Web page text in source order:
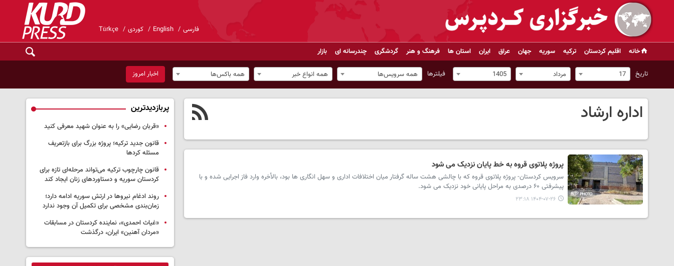
فارسی English کوردی Türkçe
خانه اقلیم کردستان ترکیه سوریه جهان عراق ایران استان ها فرهنگ و هنر گردشگری چندرسانه ای بازار
تاریخ 17 مرداد 1405 فیلترها همه سرویس‌ها همه انواع خبر همه باکس‌ها اخبار امروز
اداره ارشاد
پروژه پلاتوی قروه به خط پایان نزدیک می شود
سرویس کردستان- پروژه پلاتوی قروه که با چالشی هشت ساله گرفتار میان اختلافات اداری و سهل انگاری ها بود، بالأخره وارد فاز اجرایی شده و با
پیشرفتی ۶۰ درصدی به مراحل پایانی خود نزدیک می شود.
۱۴۰۴-۰۷-۲۶ ۲۳:۱۸
پربازدیدترین
«قربان رضایی» را به عنوان شهید معرفی کنید
قانون جدید ترکیه؛ پروژه بزرگ‌ برای بازتعریف
مسئله کردها
قانون چارچوب ترکیه می‌تواند مرحله‌ای تازه برای
کردستان سوریه و دستاوردهای زنان ایجاد کند
روند ادغام نیروها در ارتش سوریه ادامه دارد؛
زمان‌بندی مشخصی برای تکمیل آن وجود ندارد
«غیاث احمدی»، نماینده کردستان در مسابقات
«مردان آهنین» ایران، درگذشت